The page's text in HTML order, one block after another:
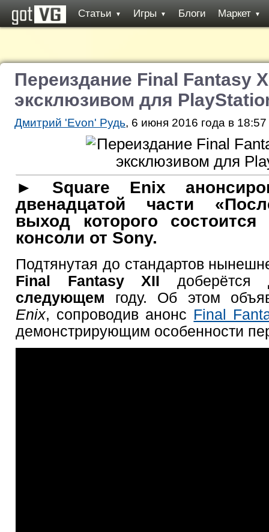
Статьи ▼ Игры ▼ Блоги Маркет ▼
Переиздание Final Fantasy
эксклюзивом для
Дмитрий 'Evon' Рудь, 6 июня 2016 года в 18:57
► Square Enix
двенадцатой части
выход которого
консоли от Sony.
Подтянутая до стандартов
Final Fantasy XII
следующем году. Об этом
Enix, сопроводив анонс Final
демонстрирующим особенности